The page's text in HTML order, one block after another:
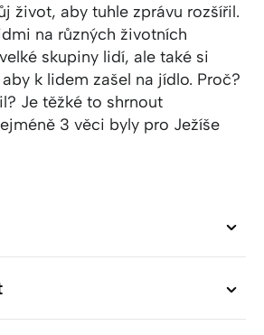
život, aby tuhle zprávu rozšířil.
na různých životních
skupiny lidí, ale také si
k lidem zašel na jídlo. Proč?
Je těžké to shrnout
3 věci byly pro Ježíše